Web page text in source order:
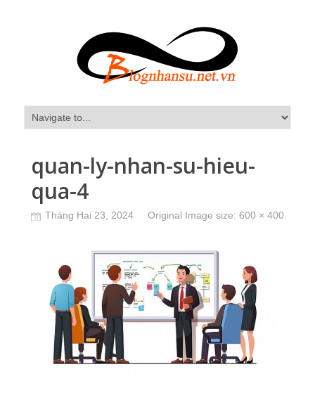
quan-ly-nhan-su-hieu-
qua-4
Tháng Hai 23, 2024 Original Image size: 600 × 400